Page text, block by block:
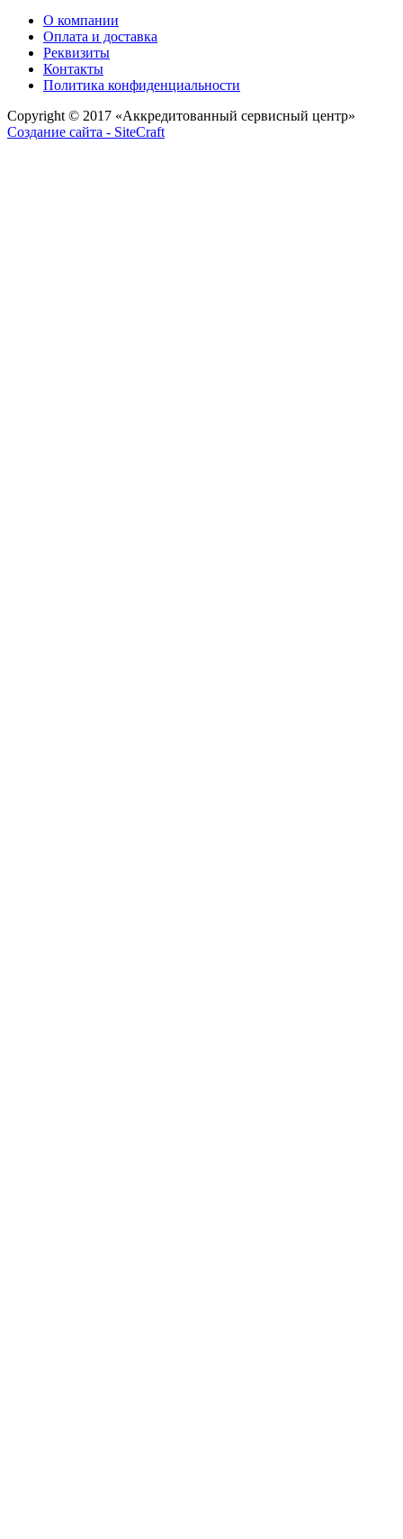
О компании
Оплата и доставка
Реквизиты
Контакты
Политика конфиденциальности
Copyright © 2017 «Аккредитованный сервисный центр»
Создание сайта - SiteCraft